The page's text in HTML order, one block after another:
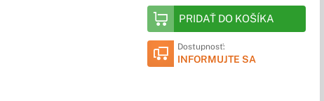
PRIDAŤ DO KOŠÍKA
Dostupnosť:
INFORMUJTE SA